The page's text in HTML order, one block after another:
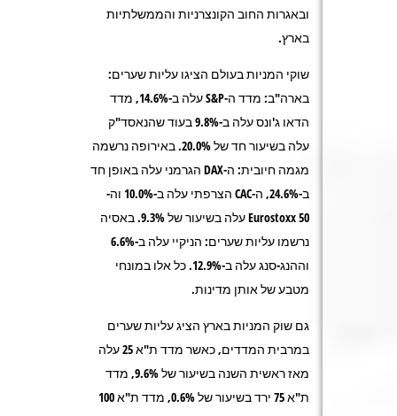
ובאגרות החוב הקונצרניות והממשלתיות
בארץ.
שוקי המניות בעולם הציגו עליות שערים:
בארה"ב: מדד ה-S&P עלה ב-14.6%, מדד
הדאו ג'ונס עלה ב-9.8% בעוד שהנאסד"ק
עלה בשיעור חד של 20.0%. באירופה נרשמה
מגמה חיובית: ה-DAX הגרמני עלה באופן חד
ב-24.6%, ה-CAC הצרפתי עלה ב-10.0% וה-
Eurostoxx 50 עלה בשיעור של 9.3%. באסיה
נרשמו עליות שערים: הניקיי עלה ב-6.6%
וההנג-סנג עלה ב-12.9%. כל אלו במונחי
מטבע של אותן מדינות.
גם שוק המניות בארץ הציג עליות שערים
במרבית המדדים, כאשר מדד ת"א 25 עלה
מאז ראשית השנה בשיעור של 9.6%, מדד
ת"א 75 ירד בשיעור של 0.6%, מדד ת"א 100